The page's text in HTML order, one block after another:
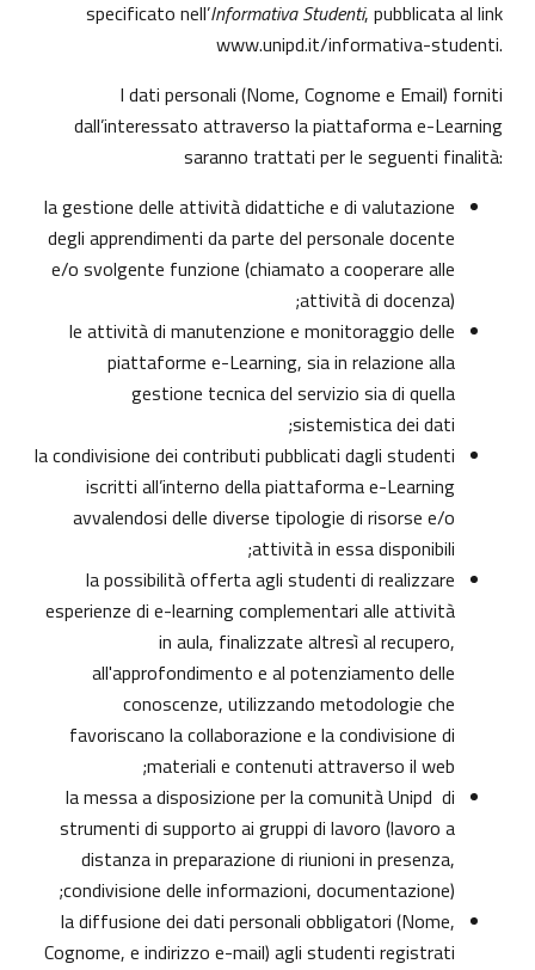
specificato nell’Informativa Studenti, pubblicata al link
www.unipd.it/informativa-studenti.
I dati personali (Nome, Cognome e Email) forniti
dall’interessato attraverso la piattaforma e-Learning
saranno trattati per le seguenti finalità:
la gestione delle attività didattiche e di valutazione
degli apprendimenti da parte del personale docente
e/o svolgente funzione (chiamato a cooperare alle
attività di docenza);
le attività di manutenzione e monitoraggio delle
piattaforme e-Learning, sia in relazione alla
gestione tecnica del servizio sia di quella
sistemistica dei dati;
la condivisione dei contributi pubblicati dagli studenti
iscritti all’interno della piattaforma e-Learning
avvalendosi delle diverse tipologie di risorse e/o
attività in essa disponibili;
la possibilità offerta agli studenti di realizzare
esperienze di e-learning complementari alle attività
in aula, finalizzate altresì al recupero,
all'approfondimento e al potenziamento delle
conoscenze, utilizzando metodologie che
favoriscano la collaborazione e la condivisione di
materiali e contenuti attraverso il web;
la messa a disposizione per la comunità Unipd di
strumenti di supporto ai gruppi di lavoro (lavoro a
distanza in preparazione di riunioni in presenza,
condivisione delle informazioni, documentazione);
la diffusione dei dati personali obbligatori (Nome,
Cognome, e indirizzo e-mail) agli studenti registrati